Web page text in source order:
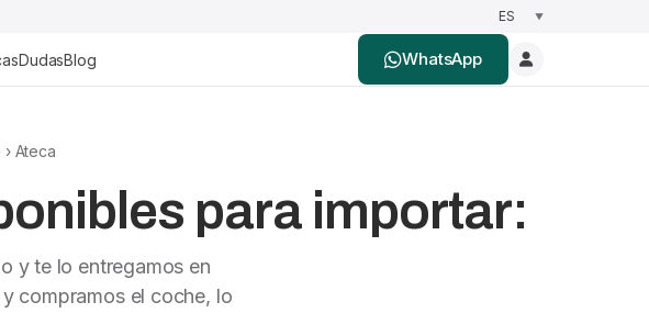
DudasBlog WhatsApp
› Ateca
para importar:
y te lo entregamos en
compramos el coche, lo